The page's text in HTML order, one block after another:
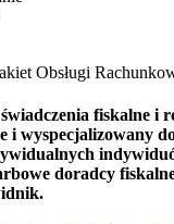
Obsługi
fiskalne i
i wyspecjalizowany
doradcy
.